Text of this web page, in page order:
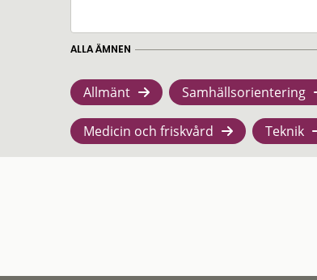
ALLA ÄMNEN
Allmänt Samhällsorientering
Medicin och friskvård Teknik